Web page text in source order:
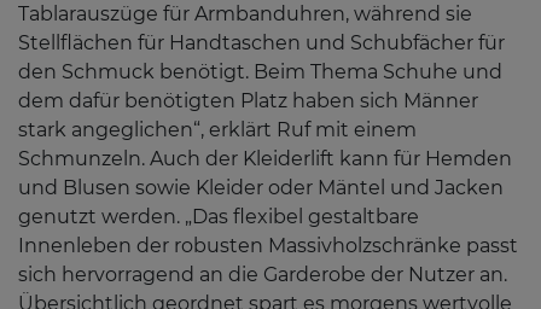
Tablarauszüge für Armbanduhren, während sie
Stellflächen für Handtaschen und Schubfächer für
den Schmuck benötigt. Beim Thema Schuhe und
dem dafür benötigten Platz haben sich Männer
stark angeglichen“, erklärt Ruf mit einem
Schmunzeln. Auch der Kleiderlift kann für Hemden
und Blusen sowie Kleider oder Mäntel und Jacken
genutzt werden. „Das flexibel gestaltbare
Innenleben der robusten Massivholzschränke passt
sich hervorragend an die Garderobe der Nutzer an.
Übersichtlich geordnet spart es morgens wertvolle